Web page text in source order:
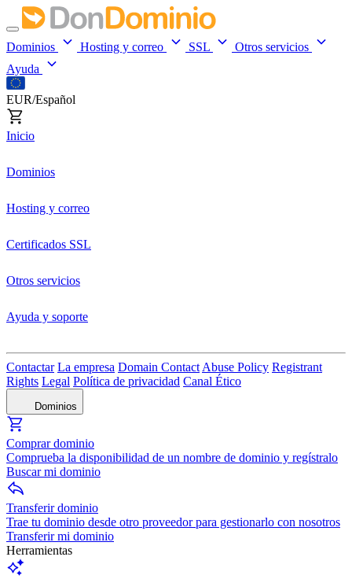
Dominios Hosting y correo SSL
Otros servicios
Ayuda
EUR/Español
Inicio
Dominios
Hosting y correo
Certificados SSL
Otros servicios
Ayuda y soporte
Contactar La empresa Domain Contact Abuse Policy Registrant
Rights Legal Política de privacidad Canal Ético
Dominios
Comprar dominio
Comprueba la disponibilidad de un nombre de dominio y regístralo
Buscar mi dominio
Transferir dominio
Trae tu dominio desde otro proveedor para gestionarlo con nosotros
Transferir mi dominio
Herramientas